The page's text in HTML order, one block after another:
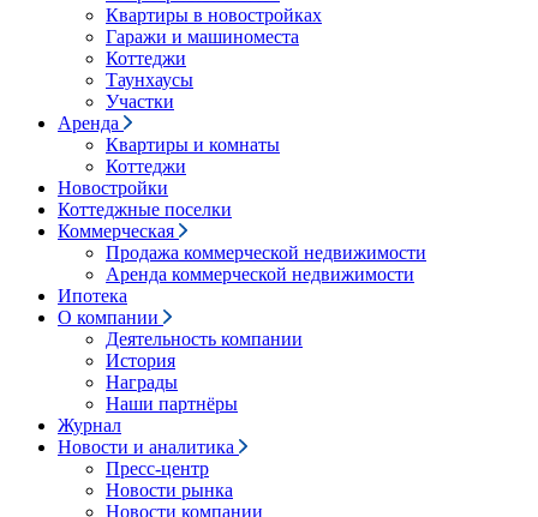
Квартиры в новостройках
Гаражи и машиноместа
Коттеджи
Таунхаусы
Участки
Аренда
Квартиры и комнаты
Коттеджи
Новостройки
Коттеджные поселки
Коммерческая
Продажа коммерческой недвижимости
Аренда коммерческой недвижимости
Ипотека
О компании
Деятельность компании
История
Награды
Наши партнёры
Журнал
Новости и аналитика
Пресс-центр
Новости рынка
Новости компании